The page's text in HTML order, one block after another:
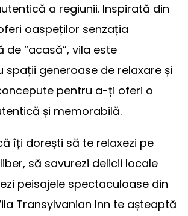
a regiunii. Inspirată din
oaspeților senzația
“acasă”, vila este
spații generoase de relaxare și
pentru a-ți oferi o
și memorabilă.
îți dorești să te relaxezi pe
să savurezi delicii locale
peisajele spectaculoase din
Transylvanian Inn te așteaptă